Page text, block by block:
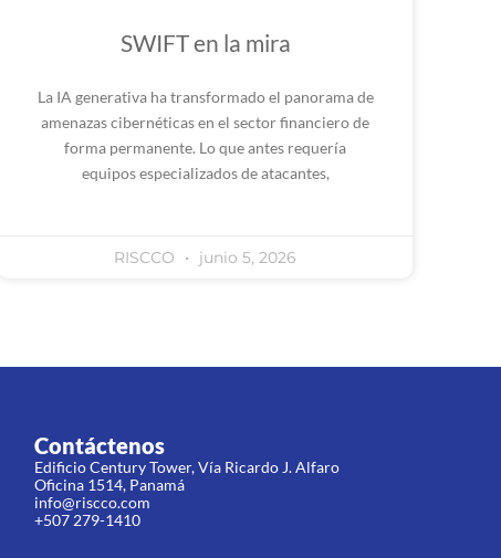
SWIFT en la mira
La IA generativa ha transformado el panorama de
amenazas cibernéticas en el sector financiero de
forma permanente. Lo que antes requería
equipos especializados de atacantes,
RISCCO junio 5, 2026
Contáctenos
Edificio Century Tower, Vía Ricardo J. Alfaro
Oficina 1514, Panamá
info@riscco.com
+507 279-1410